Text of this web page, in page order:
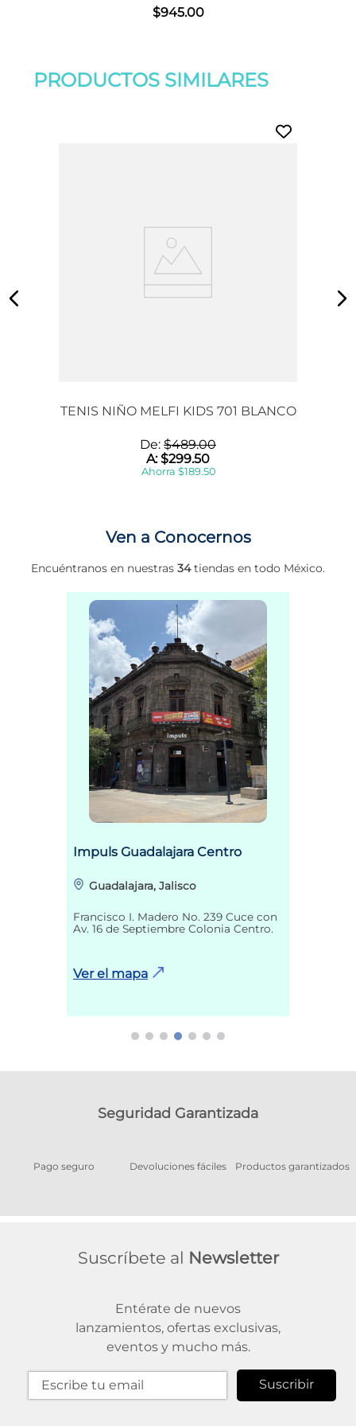
$945.00
PRODUCTOS SIMILARES
TENIS NIÑO MELFI KIDS 701 BLANCO
De: $489.00
A:$299.50
Ahorra $189.50
Ven a Conocernos
Encuéntranos en nuestras 34tiendas en todo México.
Impuls Guadalajara Centro
Guadalajara, Jalisco
Francisco I. Madero No. 239 Cuce con
Av. 16 de Septiembre Colonia Centro.
Ver el mapa
Seguridad Garantizada
Pago seguro Devoluciones fáciles Productos garantizados
Suscríbete al Newsletter
Entérate de nuevos
lanzamientos, ofertas exclusivas,
eventos y mucho más.
Suscribir